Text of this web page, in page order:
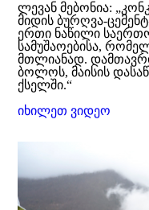
ლევან მებონია:
მიდის ბურღვა-
ერთი ნაწილი
სამუშაოებისა,
მთლიანად.
ბოლოს, მაისის
ქსელში.“
იხილეთ ვიდეო